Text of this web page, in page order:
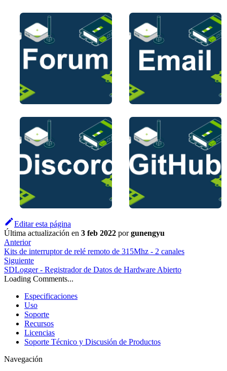
Editar esta página
Última actualización en 3 feb 2022 porgunengyu
Anterior
Kits de interruptor de relé remoto de 315Mhz - 2 canales
Siguiente
SDLogger - Registrador de Datos de Hardware Abierto
Loading Comments...
Especificaciones
Uso
Soporte
Recursos
Licencias
Soporte Técnico y Discusión de Productos
Navegación